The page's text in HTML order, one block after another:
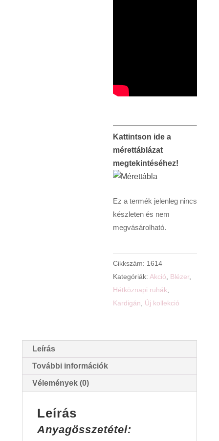
Kattintson ide a
mérettáblázat
megtekintéséhez!
Ez a termék jelenleg nincs
készleten és nem
megvásárolható.
Cikkszám: 1614
Kategóriák: Akció Blézer,
Hétköznapi ruhák
Kardigán
Új kollekció
Leírás
További információk
Vélemények (0)
Leírás
Anyagösszetétel: